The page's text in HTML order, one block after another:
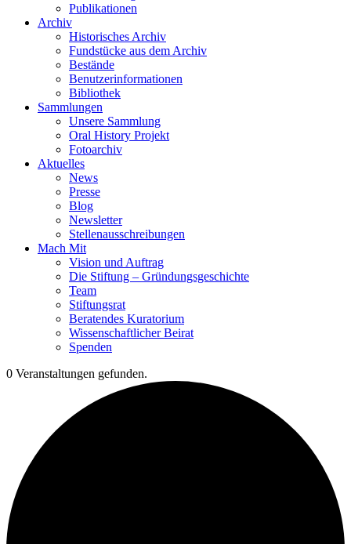
Publikationen
Archiv
Historisches Archiv
Fundstücke aus dem Archiv
Bestände
Benutzerinformationen
Bibliothek
Sammlungen
Unsere Sammlung
Oral History Projekt
Fotoarchiv
Aktuelles
News
Presse
Blog
Newsletter
Stellenausschreibungen
Mach Mit
Vision und Auftrag
Die Stiftung – Gründungsgeschichte
Team
Stiftungsrat
Beratendes Kuratorium
Wissenschaftlicher Beirat
Spenden
0 Veranstaltungen gefunden.